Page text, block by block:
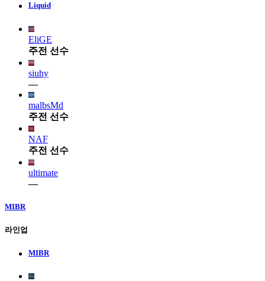
Liquid
EliGE
주전 선수
siuhy
—
malbsMd
주전 선수
NAF
주전 선수
ultimate
—
MIBR
라인업
MIBR